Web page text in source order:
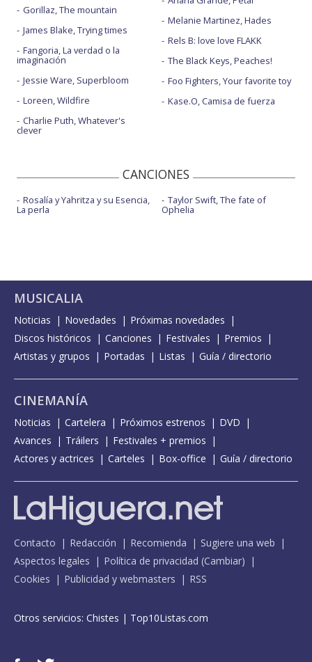
Gorillaz, The mountain
James Blake, Trying times
Fangoria, La verdad o la
imaginación
Jessie Ware, Superbloom
Loreen, Wildfire
Charlie Puth, Whatever's
clever
Melanie Martinez, Hades
Rels B: love love FLAKK
The Black Keys, Peaches!
Foo Fighters, Your favorite toy
Kase.O, Camisa de fuerza
CANCIONES
Rosalía y Yahritza y su Esencia,
La perla
Taylor Swift, The fate of
Ophelia
MUSICALIA
Noticias Novedades
Próximas novedades
Discos históricos
Canciones Festivales
Premios
Artistas y grupos
Portadas Listas Guía / directorio
CINEMANÍA
Noticias Cartelera Próximos estrenos
DVD
Avances
Tráilers
Festivales + premios
Actores y actrices
Carteles Box-office Guía / directorio
Contacto Redacción Recomienda
Sugiere una web
Aspectos legales
Política de privacidad (Cambiar)
Cookies
Publicidad y webmasters RSS
Otros servicios: Chistes | Top10Listas.com